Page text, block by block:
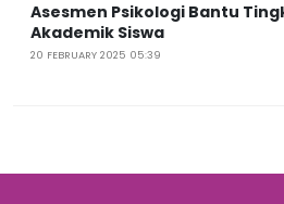
Asesmen Psikologi Bantu
Akademik Siswa
20 FEBRUARY 2025 05:39